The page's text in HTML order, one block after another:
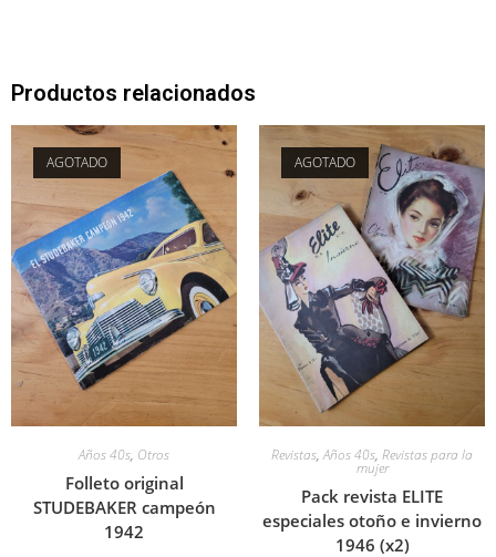
Productos relacionados
AGOTADO
Años 40s, Otros
Folleto original
STUDEBAKER campeón
1942
AGOTADO
Revistas,Años 40s, Revistas para la
mujer
Pack revista ELITE
especiales otoño e invierno
1946 (x2)